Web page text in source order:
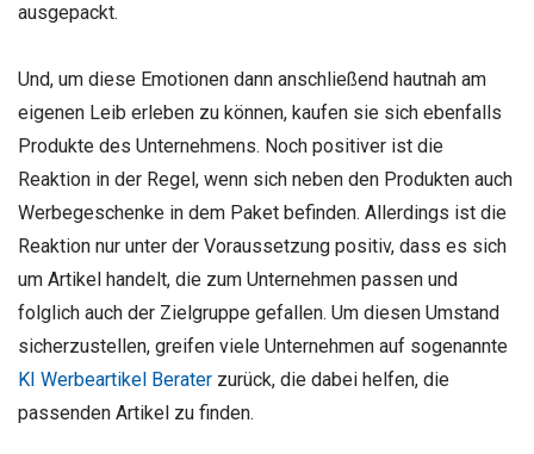
ausgepackt.
Und, um diese Emotionen dann anschließend hautnah am
eigenen Leib erleben zu können, kaufen sie sich ebenfalls
Produkte des Unternehmens. Noch positiver ist die
Reaktion in der Regel, wenn sich neben den Produkten auch
Werbegeschenke in dem Paket befinden. Allerdings ist die
Reaktion nur unter der Voraussetzung positiv, dass es sich
um Artikel handelt, die zum Unternehmen passen und
folglich auch der Zielgruppe gefallen. Um diesen Umstand
sicherzustellen, greifen viele Unternehmen auf sogenannte
KI Werbeartikel Berater zurück, die dabei helfen, die
passenden Artikel zu finden.